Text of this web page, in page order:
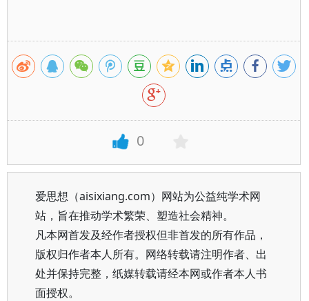
0
爱思想（aisixiang.com）网站为公益纯学术网
站，旨在推动学术繁荣、塑造社会精神。
凡本网首发及经作者授权但非首发的所有作品，
版权归作者本人所有。网络转载请注明作者、出
处并保持完整，纸媒转载请经本网或作者本人书
面授权。